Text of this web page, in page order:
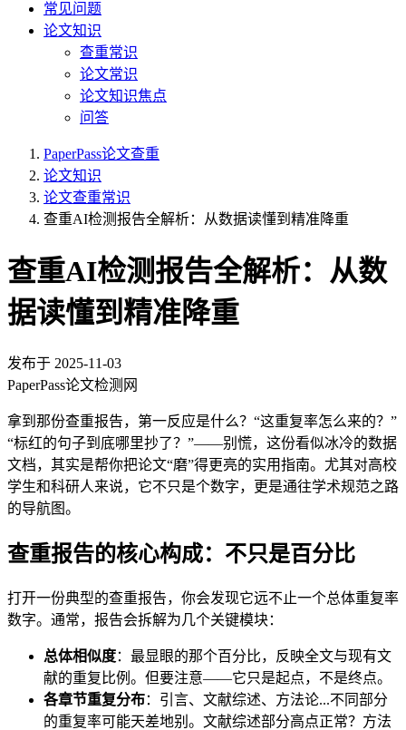
常见问题
论文知识
查重常识
论文常识
论文知识焦点
问答
PaperPass论文查重
论文知识
论文查重常识
查重AI检测报告全解析：从数据读懂到精准降重
查重AI检测报告全解析：从数
据读懂到精准降重
发布于 2025-11-03
PaperPass论文检测网
拿到那份查重报告，第一反应是什么？“这重复率怎么来的？”
“标红的句子到底哪里抄了？”——别慌，这份看似冰冷的数据
文档，其实是帮你把论文“磨”得更亮的实用指南。尤其对高校
学生和科研人来说，它不只是个数字，更是通往学术规范之路
的导航图。
查重报告的核心构成：不只是百分比
打开一份典型的查重报告，你会发现它远不止一个总体重复率
数字。通常，报告会拆解为几个关键模块：
总体相似度：最显眼的那个百分比，反映全文与现有文
献的重复比例。但要注意——它只是起点，不是终点。
各章节重复分布：引言、文献综述、方法论...不同部分
的重复率可能天差地别。文献综述部分高点正常？方法